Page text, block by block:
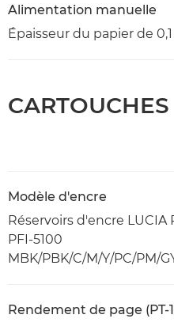
Alimentation manuelle
Épaisseur du papier de
Modèle d'encre
Réservoirs d'encre LUCIA
PFI-5100
MBK/PBK/C/M/Y/PC/PM/
Rendement de page (PT-